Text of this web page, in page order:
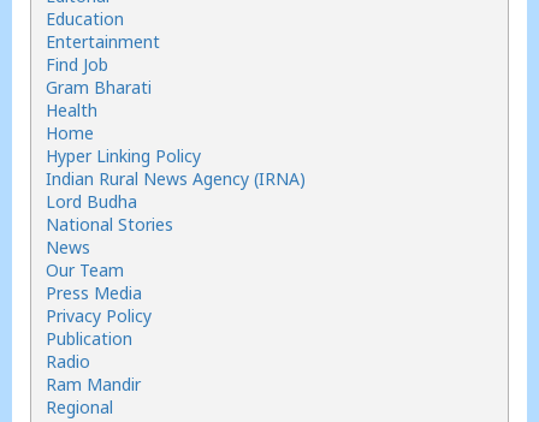
Education
Entertainment
Find Job
Gram Bharati
Health
Home
Hyper Linking Policy
Indian Rural News Agency (IRNA)
Lord Budha
National Stories
News
Our Team
Press Media
Privacy Policy
Publication
Radio
Ram Mandir
Regional